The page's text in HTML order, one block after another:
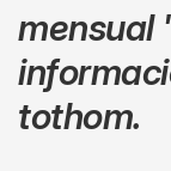
mensual
tothom.